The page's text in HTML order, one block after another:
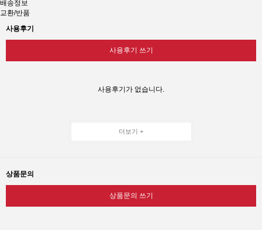
배송정보
교환/반품
사용후기
사용후기 쓰기
사용후기가 없습니다.
더보기 +
상품문의
상품문의 쓰기